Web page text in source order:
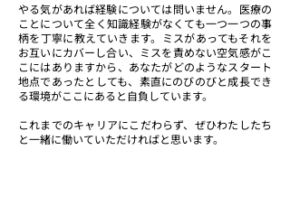
やる気があれば経験については問いません。医療の
ことについて全く知識経験がなくても一つ一つの事
柄を丁寧に教えていきます。ミスがあってもそれを
お互いにカバーし合い、ミスを責めない空気感がこ
こにはありますから、あなたがどのようなスタート
地点であったとしても、素直にのびのびと成長でき
る環境がここにあると自負しています。
これまでのキャリアにこだわらず、ぜひわたしたち
と一緒に働いていただければと思います。